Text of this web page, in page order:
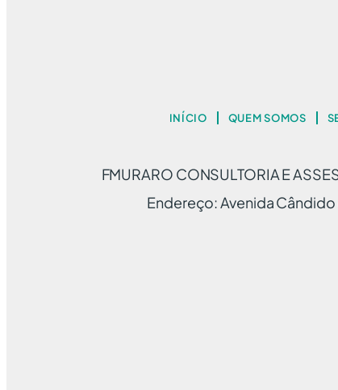
INÍCIO QUEM SOMOS
FMURARO CONSULTORIA E
Endereço: Avenida